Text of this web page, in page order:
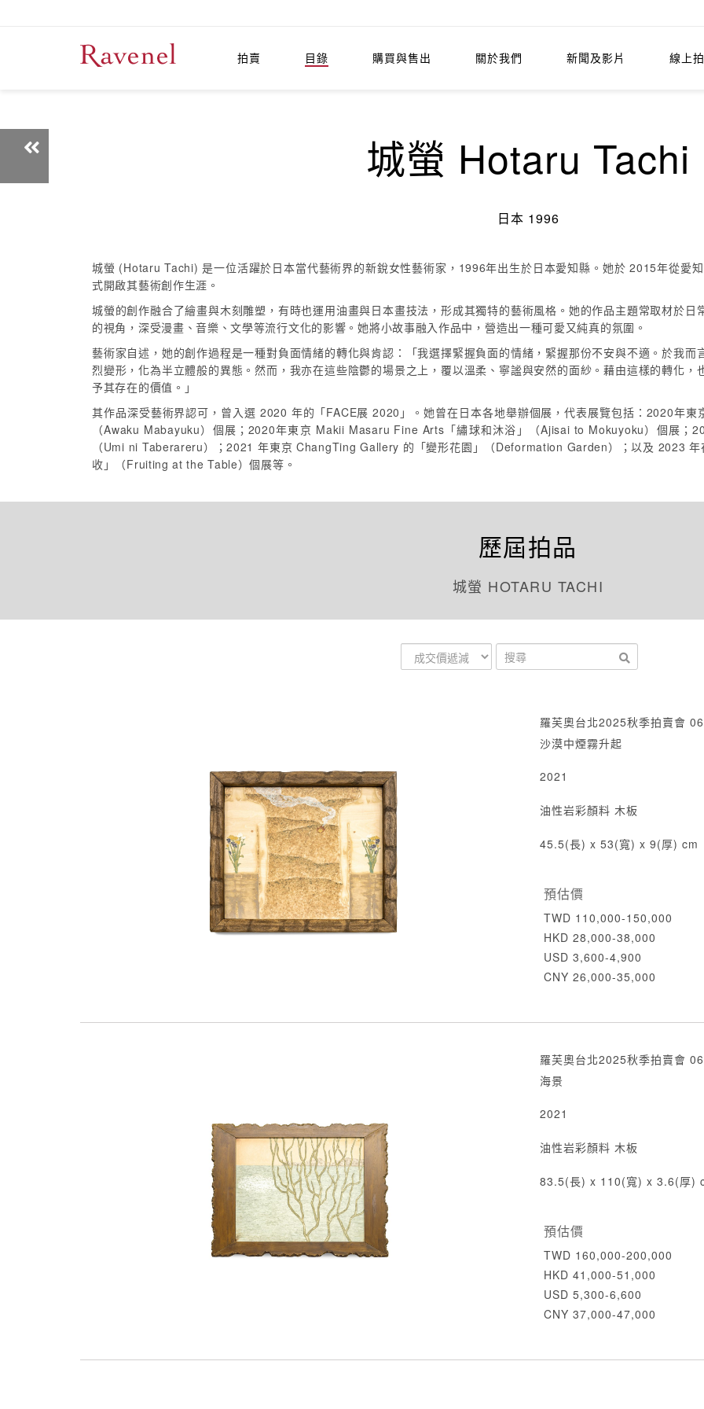
拍賣 目錄 購買與售出 關於我們 新聞及影片 線上
城螢 Hotaru Tachi
日本 1996
城螢 (Hotaru Tachi) 是一位活躍於日本當代藝術界的新銳女性藝術家，1996年出生於日本愛知縣。她於 2015年從愛
式開啟其藝術創作生涯。
城螢的創作融合了繪畫與木刻雕塑，有時也運用油畫與日本畫技法，形成其獨特的藝術風格。她的作品主題常取材於
的視角，深受漫畫、音樂、文學等流行文化的影響。她將小故事融入作品中，營造出一種可愛又純真的氛圍。
藝術家自述，她的創作過程是一種對負面情緒的轉化與肯認：「我選擇緊握負面的情緒，緊握那份不安與不適。於我
烈變形，化為半立體般的異態。然而，我亦在這些陰鬱的場景之上，覆以溫柔、寧謐與安然的面紗。藉由這樣的轉化
予其存在的價值。」
其作品深受藝術界認可，曾入選 2020 年的「FACE展 2020」。她曾在日本各地舉辦個展，代表展覽包括：2020年
（Awaku Mabayuku）個展；2020年東京 Makii Masaru Fine Arts「繡球和沐浴」（Ajisai to Mokuyoku）個展
（Umi ni Taberareru）；2021 年東京 ChangTing Gallery 的「變形花園」（Deformation Garden）；以及 2023
收」（Fruiting at the Table）個展等。
歷屆拍品
城螢 HOTARU TACHI
羅芙奧台北2025秋季拍賣會
沙漠中煙霧升起
2021
油性岩彩顏料 木板
45.5(長) x 53(寬) x 9(厚) cm
預估價
TWD 110,000-150,000
HKD 28,000-38,000
USD 3,600-4,900
CNY 26,000-35,000
羅芙奧台北2025秋季拍賣會
海景
2021
油性岩彩顏料 木板
83.5(長) x 110(寬) x 3.6(厚)
預估價
TWD 160,000-200,000
HKD 41,000-51,000
USD 5,300-6,600
CNY 37,000-47,000